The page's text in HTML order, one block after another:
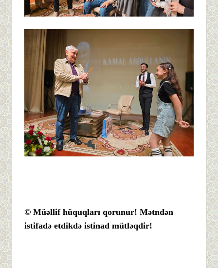
© Müəllif hüquqları qorunur! Mətndən
istifadə etdikdə istinad mütləqdir!